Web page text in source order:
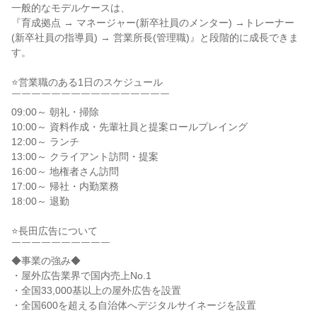
一般的なモデルケースは、
『育成拠点 → マネージャー(新卒社員のメンター) →トレーナー
(新卒社員の指導員) → 営業所長(管理職)』と段階的に成長できま
す。
⭐営業職のある1日のスケジュール
￣￣￣￣￣￣￣￣￣￣￣￣￣￣￣￣
09:00～ 朝礼・掃除
10:00～ 資料作成・先輩社員と提案ロールプレイング
12:00～ ランチ
13:00～ クライアント訪問・提案
16:00～ 地権者さん訪問
17:00～ 帰社・内勤業務
18:00～ 退勤
⭐長田広告について
￣￣￣￣￣￣￣￣￣￣
◆事業の強み◆
・屋外広告業界で国内売上No.1
・全国33,000基以上の屋外広告を設置
・全国600を超える自治体へデジタルサイネージを設置